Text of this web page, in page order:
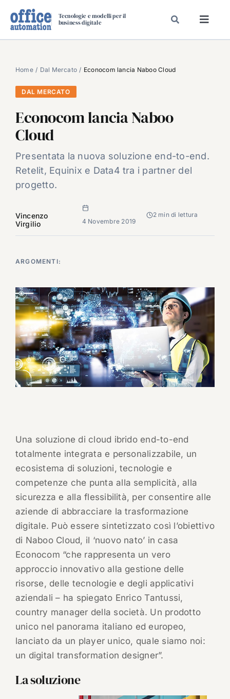
Tecnologie e modelli per il
business digitale
SPECIAL PAPER
TAVOLE ROTONDE DI REDAZIONE
CARRIERE
VIDEO
EVENTI
CHI SIAMO
Home Dal Mercato Econocom lancia Naboo Cloud
DAL MERCATO
Econocom lancia Naboo
Cloud
Presentata la nuova soluzione end-to-end.
Retelit, Equinix e Data4 tra i partner del
progetto.
Vincenzo
Virgilio
4 Novembre 2019
2 min di lettura
ARGOMENTI:
Una soluzione di cloud ibrido end-to-end
totalmente integrata e personalizzabile, un
ecosistema di soluzioni, tecnologie e
competenze che punta alla semplicità, alla
sicurezza e alla flessibilità, per consentire alle
aziende di abbracciare la trasformazione
digitale. Può essere sintetizzato così l’obiettivo
di Naboo Cloud, il ‘nuovo nato’ in casa
Econocom “che rappresenta un vero
approccio innovativo alla gestione delle
risorse, delle tecnologie e degli applicativi
aziendali – ha spiegato Enrico Tantussi,
country manager della società. Un prodotto
unico nel panorama italiano ed europeo,
lanciato da un player unico, quale siamo noi:
un digital transformation designer”.
La soluzione